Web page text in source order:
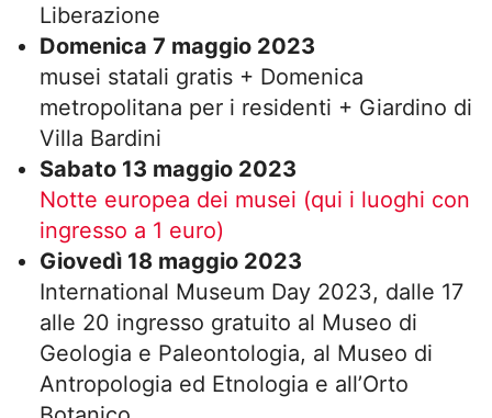
Liberazione
Domenica 7 maggio 2023
musei statali gratis + Domenica
metropolitana per i residenti + Giardino di
Villa Bardini
Sabato 13 maggio 2023
Notte europea dei musei (qui i luoghi con
ingresso a 1 euro)
Giovedì 18 maggio 2023
International Museum Day 2023, dalle 17
alle 20 ingresso gratuito al Museo di
Geologia e Paleontologia, al Museo di
Antropologia ed Etnologia e all’Orto